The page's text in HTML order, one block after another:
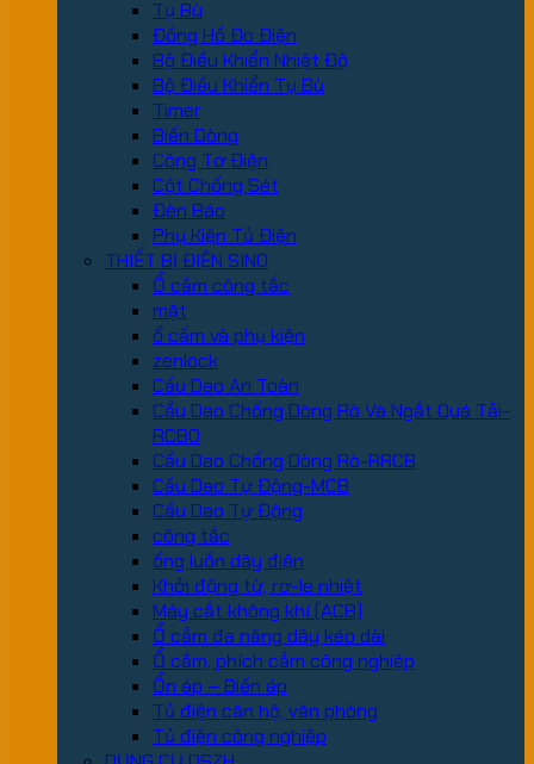
Tụ Bù
Đồng Hồ Đo Điện
Bộ Điều Khiển Nhiệt Độ
Bộ Điều Khiển Tụ Bù
Timer
Biến Dòng
Công Tơ Điện
Cột Chống Sét
Đèn Báo
Phụ Kiện Tủ Điện
THIẾT BỊ ĐIỆN SINO
Ổ cắm công tắc
mặt
ổ cấm và phụ kiện
zenlock
Cầu Dao An Toàn
Cầu Dao Chống Dòng Rò Và Ngắt Quá Tải-
RCBO
Cầu Dao Chống Dòng Rò-RRCB
Cầu Dao Tự Động-MCB
Cầu Dao Tự Động
công tắc
ống luồn dây điện
Khởi động từ, rơ-le nhiệt
Máy cắt không khí (ACB)
Ổ cắm đa năng dây kéo dài
Ổ cắm, phích cắm công nghiệp
Ổn áp – Biến áp
Tủ điện căn hộ, văn phòng
Tủ điện công nghiệp